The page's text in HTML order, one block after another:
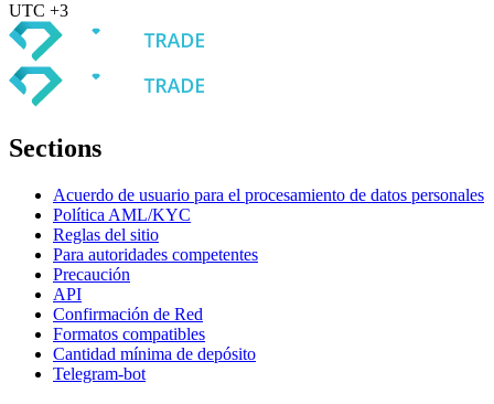
UTC +3
Sections
Acuerdo de usuario para el procesamiento de datos personales
Política AML/KYC
Reglas del sitio
Para autoridades competentes
Precaución
API
Confirmación de Red
Formatos compatibles
Cantidad mínima de depósito
Telegram-bot